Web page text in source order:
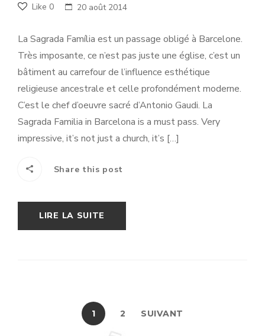
Like 0 20 août 2014
La Sagrada Família est un passage obligé à Barcelone.
Très imposante, ce n’est pas juste une église, c’est un
bâtiment au carrefour de l’influence esthétique
religieuse ancestrale et celle profondément moderne.
C’est le chef d’oeuvre sacré d’Antonio Gaudi. La
Sagrada Familia in Barcelona is a must pass. Very
impressive, it’s not just a church, it’s […]
LIRE LA SUITE
Share this post
1 2 SUIVANT